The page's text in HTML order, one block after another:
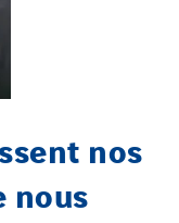
nos
nous